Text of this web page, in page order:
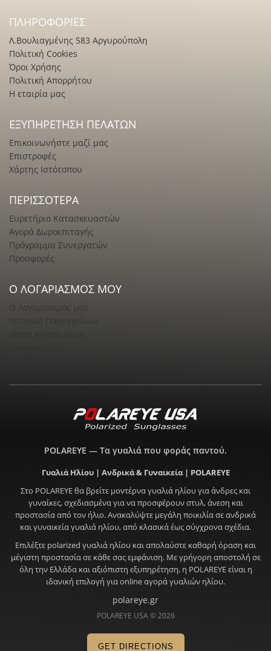
ΠΛΗΡΟΦΟΡΊΕΣ
Λ.Βουλιαγμένης 583 Αργυρούπολη
Πολιτική Cookies
Όροι Χρήσης
Πολιτική Απορρήτου
Η εταιρία μας
ΕΞΥΠΗΡΈΤΗΣΗ ΠΕΛΑΤΏΝ
Επικοινωνήστε μαζί μας
Επιστροφές
Χάρτης Ιστότοπου
ΠΕΡΙΣΣΌΤΕΡΑ
Ευρετήριο Κατασκευαστών
Αγορά Δωροεπιταγής
Πρόγραμμα Συνεργατών
Προσφορές
Ο ΛΟΓΑΡΙΑΣΜΌΣ ΜΟΥ
Ο Λογαριασμός μου
POLAREYE — Τα γυαλιά που φοράς παντού.
Γυαλιά Ηλίου | Ανδρικά & Γυναικεία | POLAREYE
Στο POLAREYE θα βρείτε μοντέρνα γυαλιά ηλίου για άνδρες και
γυναίκες, σχεδιασμένα για να προσφέρουν στυλ, άνεση και
προστασία από τον ήλιο. Ανακαλύψτε μεγάλη ποικιλία σε ανδρικά
και γυναικεία γυαλιά ηλίου, από κλασικά έως σύγχρονα σχέδια.
Επιλέξτε polarized γυαλιά ηλίου και απολαύστε καθαρή όραση και
μέγιστη προστασία σε κάθε σας εμφάνιση. Με γρήγορη αποστολή σε
όλη την Ελλάδα και αξιόπιστη εξυπηρέτηση, η POLAREYE είναι η
ιδανική επιλογή για online αγορά γυαλιών ηλίου.
polareye.gr
POLAREYE USA © 2026
GET DIRECTIONS